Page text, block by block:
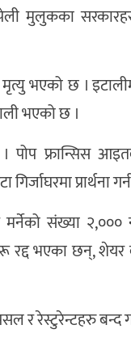
मुलुकका
भएको छ ।
भएको छ ।
पोप फ्रान्सिस
प्रार्थना
मर्नेको संख्या
भएका छन्, शेयर
र रेस्टुरेन्टहरु बन्द